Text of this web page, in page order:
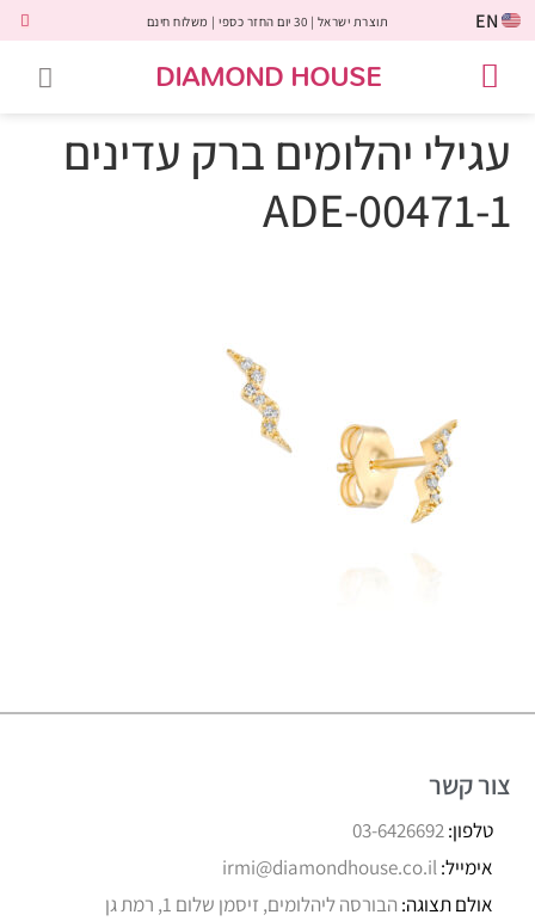
EN תוצרת ישראל | 30 יום החזר כספי | משלוח חינם
DIAMOND HOUSE
עגילי יהלומים ברק עדינים
ADE-00471-1
צור קשר
טלפון:03-6426692
אימייל:irmi@diamondhouse.co.il
אולם תצוגה: הבורסה ליהלומים, זיסמן שלום 1, רמת גן